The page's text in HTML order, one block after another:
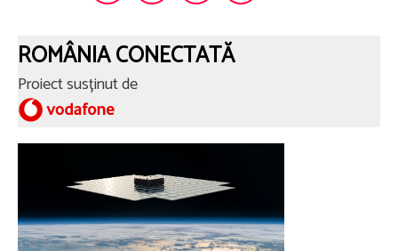
ROMÂNIA CONECTATĂ
Proiect susținut de